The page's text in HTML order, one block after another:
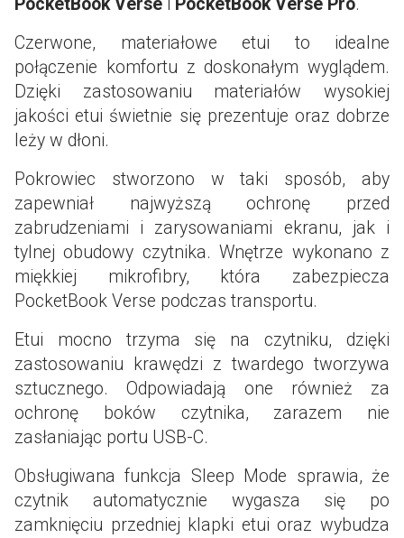
Czerwone, materiałowe etui to idealne
połączenie komfortu z doskonałym wyglądem.
Dzięki zastosowaniu materiałów wysokiej
jakości etui świetnie się prezentuje oraz dobrze
leży w dłoni.
Pokrowiec stworzono w taki sposób, aby
zapewniał najwyższą ochronę przed
zabrudzeniami i zarysowaniami ekranu, jak i
tylnej obudowy czytnika. Wnętrze wykonano z
miękkiej mikrofibry, która zabezpiecza
PocketBook Verse podczas transportu.
Etui mocno trzyma się na czytniku, dzięki
zastosowaniu krawędzi z twardego tworzywa
sztucznego. Odpowiadają one również za
ochronę boków czytnika, zarazem nie
zasłaniając portu USB-C.
Obsługiwana funkcja Sleep Mode sprawia, że
czytnik automatycznie wygasza się po
zamknięciu przedniej klapki etui oraz wybudza